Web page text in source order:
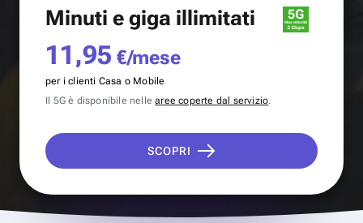
Minuti e giga illimitati
11,95 €/mese
per i clienti Casa o Mobile
Il 5G è disponibile nellearee coperte dal servizio.
SCOPRI